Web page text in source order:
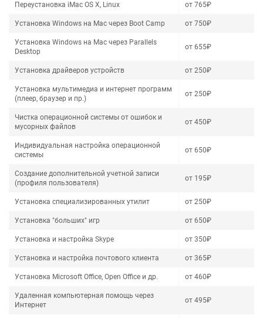
Переустановка iMac OS X, Linux от 765₽
Установка Windows на Mac через Boot Camp от 750₽
Установка Windows на Mac через Parallels
Desktop
от 655₽
Установка драйверов устройств от 250₽
Установка мультимедиа и интернет программ
(плеер, браузер и пр.)
от 250₽
Чистка операционной системы от ошибок и
мусорных файлов
от 450₽
Индивидуальная настройка операционной
системы
от 650₽
Создание дополнительной учетной записи
(профиля пользователя)
от 195₽
Установка специализированных утилит от 250₽
Установка "больших" игр от 650₽
Установка и настройка Skype от 350₽
Установка и настройка почтового клиента от 365₽
Установка Microsoft Office, Open Office и др. от 460₽
Удаленная компьютерная помощь через
Интернет
от 495₽